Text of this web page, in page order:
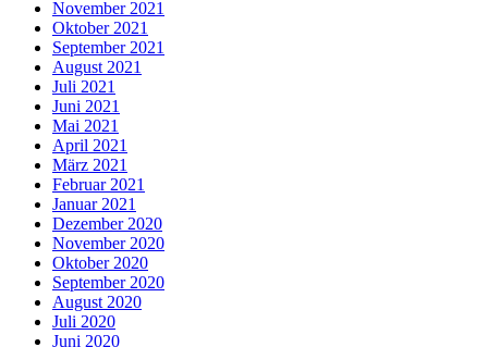
November 2021
Oktober 2021
September 2021
August 2021
Juli 2021
Juni 2021
Mai 2021
April 2021
März 2021
Februar 2021
Januar 2021
Dezember 2020
November 2020
Oktober 2020
September 2020
August 2020
Juli 2020
Juni 2020